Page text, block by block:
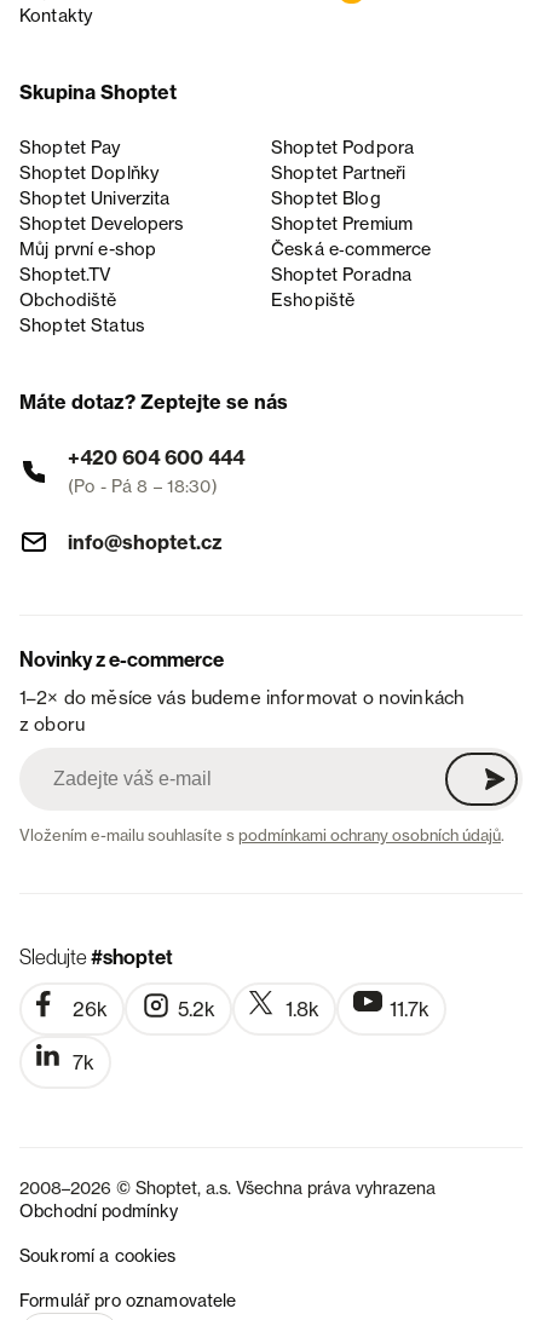
Kontakty
Skupina Shoptet
Shoptet Pay
Shoptet Podpora
Shoptet Doplňky
Shoptet Partneři
Shoptet Univerzita
Shoptet Blog
Shoptet Developers
Shoptet Premium
Můj první e-shop
Česká e‑commerce
Shoptet.TV
Shoptet Poradna
Obchodiště
Eshopiště
Shoptet Status
Máte dotaz? Zeptejte se nás
+420 604 600 444
(Po - Pá 8 – 18:30)
info@shoptet.cz
Novinky z e-commerce
1–2× do měsíce vás budeme informovat o novinkách
z oboru
Vložením e-mailu souhlasíte spodmínkami ochrany osobních údajů.
Sledujte#shoptet
26k 5.2k 1.8k 11.7k
7k
2008–2026 © Shoptet, a.s. Všechna práva vyhrazena
Obchodní podmínky
Soukromí a cookies
Formulář pro oznamovatele